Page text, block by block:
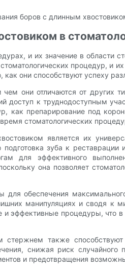
в
и их значение в области
процедур, и
они способствуют успеху
они отличаются от других
к труднодоступным
как препарирование под
стоматологических
является их
зуба к
для эффективного
она позволяет
для обеспечения
манипуляциях и сводя к
эффективные процедуры, что
также
снижая риск
и предотвращения